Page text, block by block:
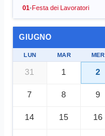
01-Festa dei Lavoratori
GIUGNO
LUN MAR MER
31 1 2
7 8 9
14 15 16